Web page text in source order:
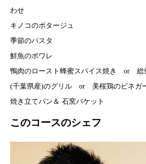
わせ
キノコのポタージュ
季節のパスタ
鮮魚のポワレ
鴨肉のロースト蜂蜜スパイス焼き or 総
(千葉県産)のグリル or 美桜鶏のビネガ
焼き立てパン＆ 石窯バケット
このコースのシェフ